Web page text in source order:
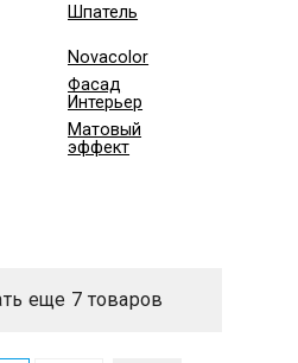
Шпатель
Novacolor
Фасад
Интерьер
Матовый
эффект
еще 7 товаров